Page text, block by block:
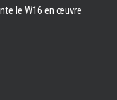
le W16 en œuvre